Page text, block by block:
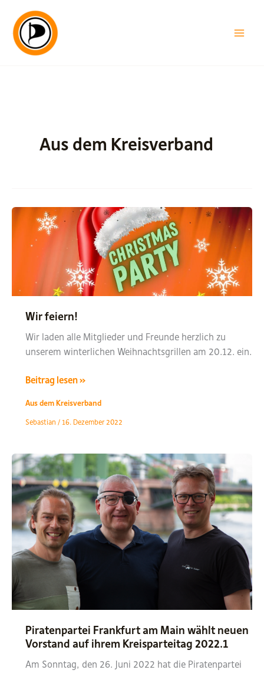
Inhalt
springen
Aus dem Kreisverband
Wir feiern!
Wir laden alle Mitglieder und Freunde herzlich zu
unserem winterlichen Weihnachtsgrillen am 20.12. ein.
Wir
Beitrag lesen »
Aus dem Kreisverband
Sebastian/ 16. Dezember 2022
Piratenpartei Frankfurt am Main wählt neuen
Vorstand auf ihrem Kreisparteitag 2022.1
Am Sonntag, den 26. Juni 2022 hat die Piratenpartei